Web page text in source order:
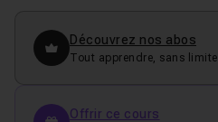
Découvrez nos abos
Tout apprendre, sans limite
Offrir ce cours